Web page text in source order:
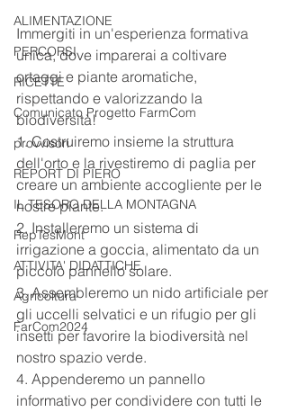
ALIMENTAZIONE
PERCORSI
RICETTE
Comunicato Progetto FarmCom
provvisori
REPORT DI PIERO
IL TESORO DELLA MONTAGNA
RepTesMont
ATTIVITA' DIDATTICHE
Agricoltura
FarCom2024
Immergiti in un'esperienza formativa
unica, dove imparerai a coltivare
ortaggi e piante aromatiche,
rispettando e valorizzando la
biodiversità!
1. Costruiremo insieme la struttura
dell'orto e la rivestiremo di paglia per
creare un ambiente accogliente per le
nostre piante.
2. Installeremo un sistema di
irrigazione a goccia, alimentato da un
piccolo pannello solare.
3. Assembleremo un nido artificiale per
gli uccelli selvatici e un rifugio per gli
insetti per favorire la biodiversità nel
nostro spazio verde.
4. Appenderemo un pannello
informativo per condividere con tutti le